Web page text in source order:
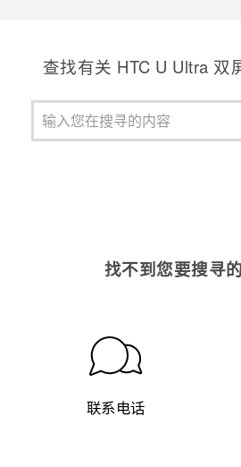
查找有关 HTC U Ultra 双
找不到您要搜寻
联系电话